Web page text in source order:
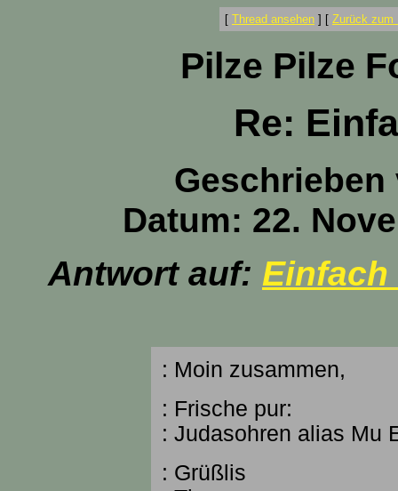
[ Thread ansehen ] [ Zurück zum
Pilze Pilze
Re:
Datum: 22.
Antwort auf:
: Moin zusammen,
: Frische pur:
: Judasohren alias Mu
: Grüßlis